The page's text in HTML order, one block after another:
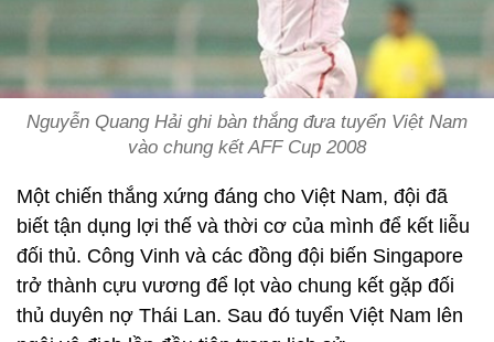
Nguyễn Quang Hải ghi bàn thắng đưa tuyển Việt Nam
vào chung kết AFF Cup 2008
Một chiến thắng xứng đáng cho Việt Nam, đội đã
biết tận dụng lợi thế và thời cơ của mình để kết liễu
đối thủ. Công Vinh và các đồng đội biến Singapore
trở thành cựu vương để lọt vào chung kết gặp đối
thủ duyên nợ Thái Lan. Sau đó tuyển Việt Nam lên